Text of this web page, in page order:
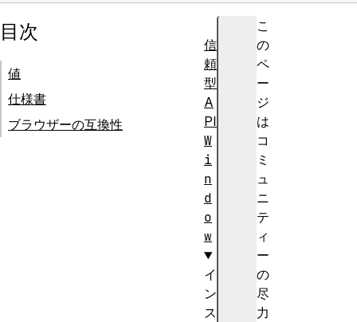
こ
の
ペ
ー
ジ
は
コ
ミ
ュ
ニ
テ
ィ
ー
の
尽
力
目次
値
仕様書
ブラウザーの互換性
信
頼
型
A
PI
W
i
n
d
o
w
イ
ン
ス